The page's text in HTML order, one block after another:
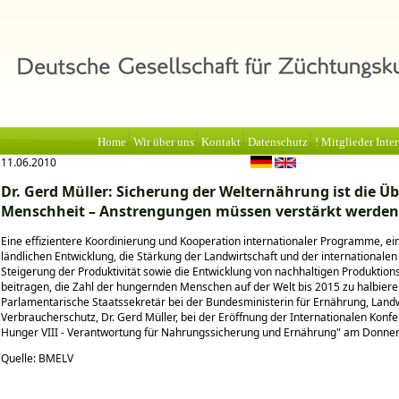
Home Wir über uns Kontakt Datenschutz ! Mitglieder
11.06.2010
Dr. Gerd Müller: Sicherung der Welternährung ist die
Menschheit – Anstrengungen müssen verstärkt werden
Eine effizientere Koordinierung und Kooperation internationaler Programme,
ländlichen Entwicklung, die Stärkung der Landwirtschaft und der
Steigerung der Produktivität sowie die Entwicklung von nachhaltigen
beitragen, die Zahl der hungernden Menschen auf der Welt bis 2015 zu
Parlamentarische Staatssekretär bei der Bundesministerin für Ernährung,
Verbraucherschutz, Dr. Gerd Müller, bei der Eröffnung der Internationalen
Hunger VIII - Verantwortung für Nahrungssicherung und Ernährung am
Quelle: BMELV